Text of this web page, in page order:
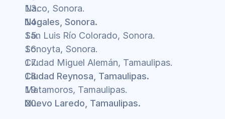
Naco, Sonora.
Nogales, Sonora.
San Luis Río Colorado, Sonora.
Sonoyta, Sonora.
Ciudad Miguel Alemán, Tamaulipas.
Ciudad Reynosa, Tamaulipas.
Matamoros, Tamaulipas.
Nuevo Laredo, Tamaulipas.